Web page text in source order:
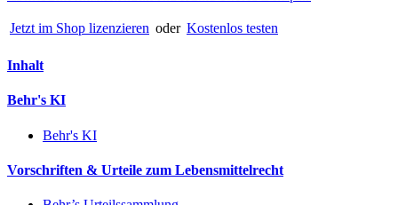
Jetzt im Shop lizenzieren oder Kostenlos testen
Inhalt
Behr's KI
Behr's KI
Vorschriften & Urteile zum Lebensmittelrecht